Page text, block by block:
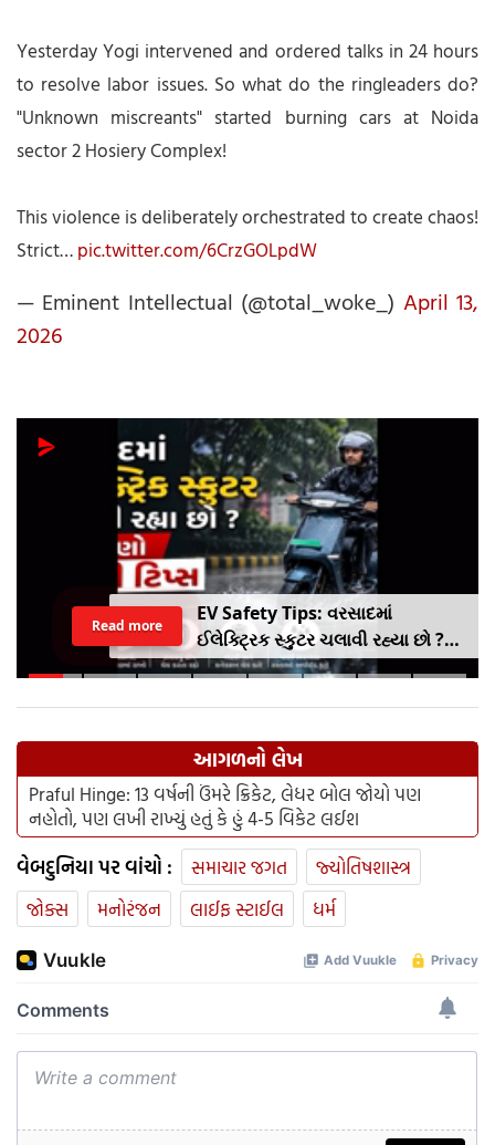
Yesterday Yogi intervened and ordered talks in 24 hours
to resolve labor issues. So what do the ringleaders do?
"Unknown miscreants" started burning cars at Noida
sector 2 Hosiery Complex!
This violence is deliberately orchestrated to create chaos!
Strict… pic.twitter.com/6CrzGOLpdW
— Eminent Intellectual (@total_woke_) April 13,
2026
EV Safety Tips: વરસાદમાં
ઈલેક્ટ્રિક સ્કુટર ચલાવી રહ્યા છો ?
આ નાનકડી ભૂલ પડી શકે છે ભારે ..
Read more
આગળનો લેખ
Praful Hinge: 13 વર્ષની ઉંમરે ક્રિકેટ, લેધર બોલ જોયો પણ
નહોતો, પણ લખી રાખ્યું હતું કે હું 4-5 વિકેટ લઈશ
વેબદુનિયા પર વાંચો : સમાચાર જગત
જ્યોતિષશાસ્ત્ર
જોક્સ
મનોરંજન લાઈફ સ્ટાઈલ ધર્મ